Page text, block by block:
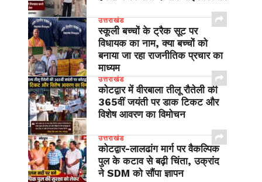
उत्तराखंड
स्कूली बच्चों के ट्रैक सूट पर
विधायक का नाम, क्या बच्चों को
बनाया जा रहा राजनीतिक प्रचार का
माध्यम
उत्तराखंड
कोटद्वार में वीरबाला तीलू रौतेली की
365वीं जयंती पर डाक टिकट और
विशेष आवरण का विमोचन
उत्तराखंड
​कोटद्वार-लालढांग मार्ग पर वैकल्पिक
पुल के कटाव से बढ़ी चिंता, उक्रांद
ने SDM को सौंपा ज्ञापन